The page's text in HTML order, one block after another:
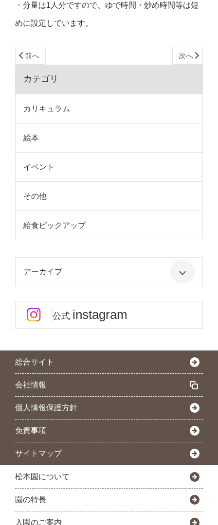
・分量は1人分ですので、ゆで時間・炒め時間等は短
めに設定しています。
前へ 次へ
カテゴリ
カリキュラム
絵本
イベント
その他
給食ピックアップ
アーカイブ
公式 instagram
総合サイト
会社情報
個人情報保護方針
免責事項
サイトマップ
松本園について
園の特長
入園のご案内